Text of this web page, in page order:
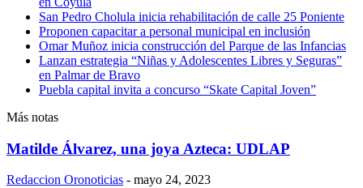
San Pedro Cholula inicia rehabilitación de calle 25 Poniente
Proponen capacitar a personal municipal en inclusión
Omar Muñoz inicia construcción del Parque de las Infancias
Lanzan estrategia “Niñas y Adolescentes Libres y Seguras”
en Palmar de Bravo
Puebla capital invita a concurso “Skate Capital Joven”
Más notas
Matilde Álvarez, una joya Azteca: UDLAP
Redaccion Oronoticias - mayo 24, 2023